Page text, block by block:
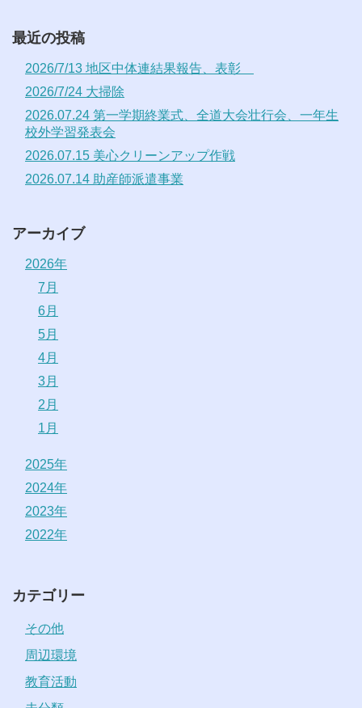
最近の投稿
2026/7/13 地区中体連結果報告、表彰
2026/7/24 大掃除
2026.07.24 第一学期終業式、全道大会壮行会、一年生
校外学習発表会
2026.07.15 美心クリーンアップ作戦
2026.07.14 助産師派遣事業
アーカイブ
2026年
7月
6月
5月
4月
3月
2月
1月
2025年
2024年
2023年
2022年
カテゴリー
その他
周辺環境
教育活動